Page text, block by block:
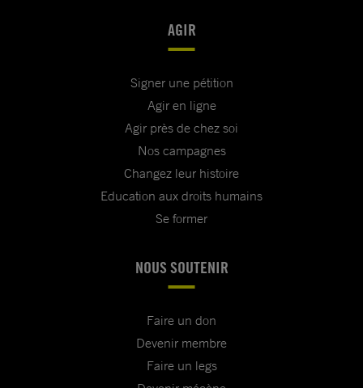
AGIR
Signer une pétition
Agir en ligne
Agir près de chez soi
Nos campagnes
Changez leur histoire
Education aux droits humains
Se former
NOUS SOUTENIR
Faire un don
Devenir membre
Faire un legs